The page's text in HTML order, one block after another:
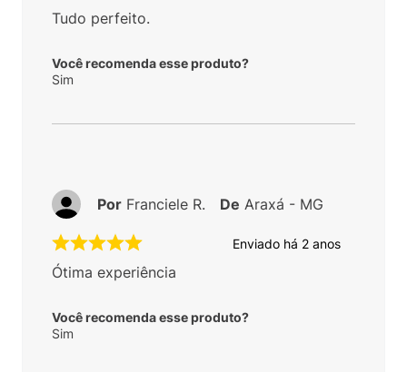
Tudo perfeito.
Você recomenda esse produto?
Sim
Enviado há 2 anos
Ótima experiência
Você recomenda esse produto?
Sim
Por Franciele R. De Araxá - MG